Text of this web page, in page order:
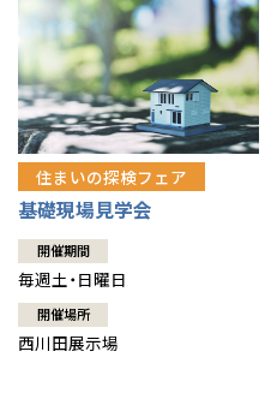
住まいの探検フェア
基礎現場見学会
開催期間
毎週土・日曜日
開催場所
西川田展示場